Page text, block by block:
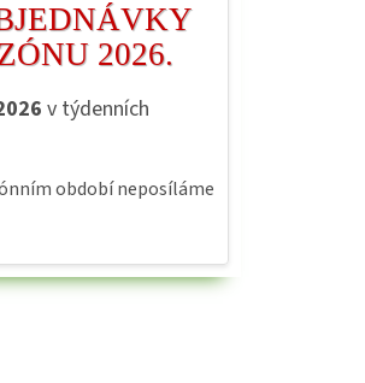
2026.
v týdenních
období neposíláme